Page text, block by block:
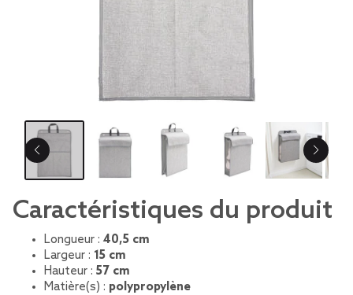
Caractéristiques du produit
Longueur : 40,5 cm
Largeur : 15 cm
Hauteur : 57 cm
Matière(s) : polypropylène